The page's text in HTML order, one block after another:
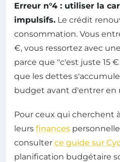
Erreur n°4 : utiliser la
impulsifs. Le crédit
consommation. Vous
€, vous ressortez avec
parce que "c'est juste 15
que les dettes
budget avant d'entrer en
Pour ceux qui cherchent
leurs finances
consulter ce guide sur
planification budgétaire